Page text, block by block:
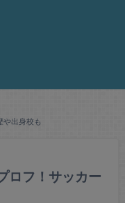
や出身校も
ロフ！サッカー